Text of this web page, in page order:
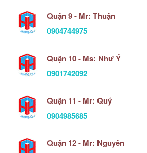
Quận 9 - Mr: Thuận
0904744975
Quận 10 - Ms: Như Ý
0901742092
Quận 11 - Mr: Quý
0904985685
Quận 12 - Mr: Nguyên